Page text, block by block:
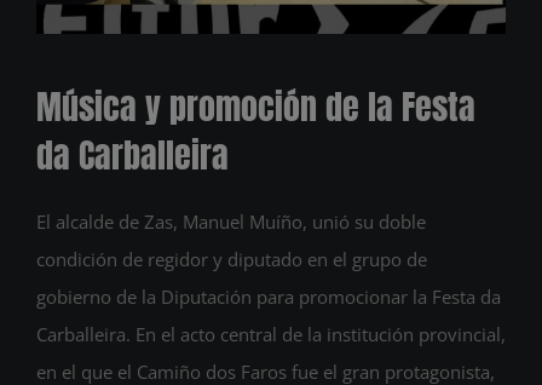
Música y promoción de la Festa
da Carballeira
El alcalde de Zas, Manuel Muíño, unió su doble
condición de regidor y diputado en el grupo de
gobierno de la Diputación para promocionar la Festa da
Carballeira. En el acto central de la institución provincial,
en el que el Camiño dos Faros fue el gran protagonista,